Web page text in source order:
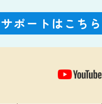
サポートはこちら